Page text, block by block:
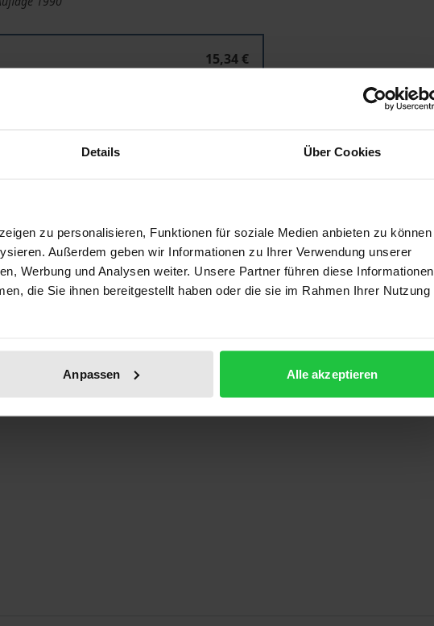
Details Über Cookies
zu personalisieren, Funktionen für soziale Medien anbieten zu können
Außerdem geben wir Informationen zu Ihrer Verwendung unserer
Werbung und Analysen weiter. Unsere Partner führen diese Informationen
die Sie ihnen bereitgestellt haben oder die sie im Rahmen Ihrer Nutzung
Anpassen Alle akzeptieren
15,34 €
Warenkorb
Versandkosten
Produktsicherheit